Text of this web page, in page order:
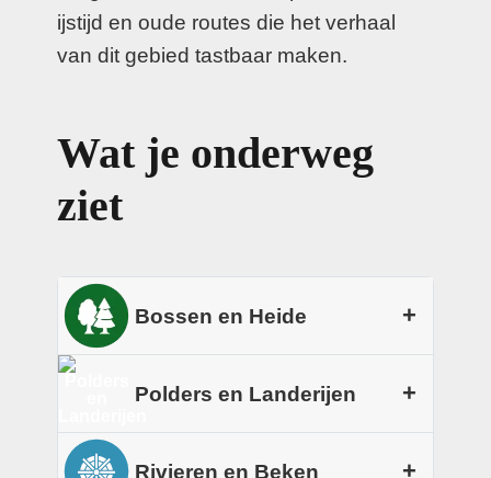
ijstijd en oude routes die het verhaal
van dit gebied tastbaar maken.
Wat je onderweg
ziet
Bossen en Heide +
Rond Ommen wisselen stille
elkaar af, met brede zandpaden die
Polders en Landerijen +
In het Vechtdal fiets je langs open
Rivieren en Beken +